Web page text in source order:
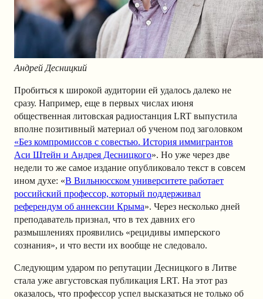
Андрей Десницкий
Пробиться к широкой аудитории ей удалось далеко не
сразу. Например, еще в первых числах июня
общественная литовская радиостанция LRT выпустила
вполне позитивный материал об ученом под заголовком
«Без компромиссов с совестью. История иммигрантов
Аси Штейн и Андрея Десницкого». Но уже через две
недели то же самое издание опубликовало текст в совсем
ином духе: «В Вильнюсском университете работает
российский профессор, который поддерживал
референдум об аннексии Крыма». Через несколько дней
преподаватель признал, что в тех давних его
размышлениях проявились «рецидивы имперского
сознания», и что вести их вообще не следовало.
Следующим ударом по репутации Десницкого в Литве
стала уже августовская публикация LRT. На этот раз
оказалось, что профессор успел высказаться не только об